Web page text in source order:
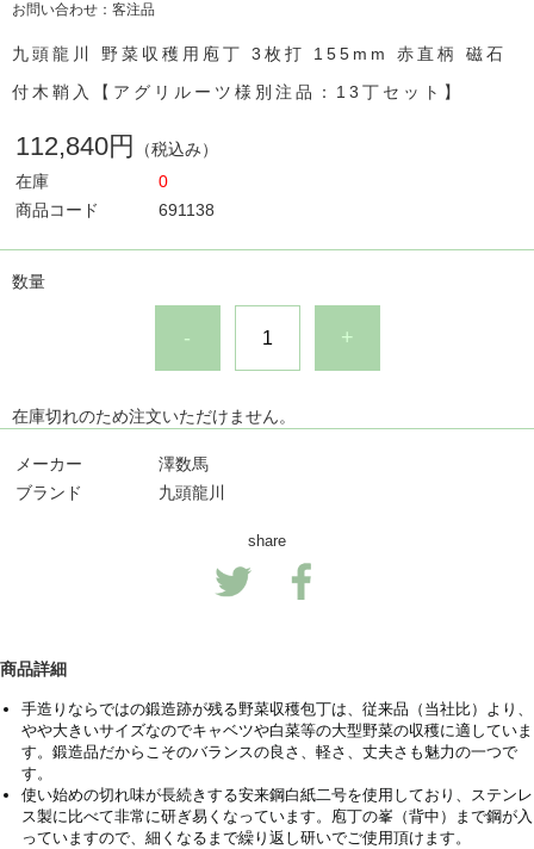
お問い合わせ：客注品
九頭龍川 野菜収穫用庖丁 3枚打 155mm 赤直柄 磁石
付木鞘入【アグリルーツ様別注品：13丁セット】
112,840円
（税込み）
在庫
0
商品コード
691138
数量
- +
在庫切れのため注文いただけません。
メーカー
澤数馬
ブランド
九頭龍川
share
商品詳細
手造りならではの鍛造跡が残る野菜収穫包丁は、従来品（当社比）より、
やや大きいサイズなのでキャベツや白菜等の大型野菜の収穫に適していま
す。鍛造品だからこそのバランスの良さ、軽さ、丈夫さも魅力の一つで
す。
使い始めの切れ味が長続きする安来鋼白紙二号を使用しており、ステンレ
ス製に比べて非常に研ぎ易くなっています。庖丁の峯（背中）まで鋼が入
っていますので、細くなるまで繰り返し研いでご使用頂けます。